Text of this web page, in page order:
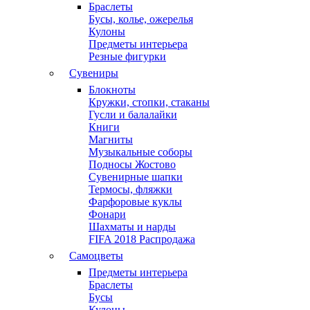
Браслеты
Бусы, колье, ожерелья
Кулоны
Предметы интерьера
Резные фигурки
Сувениры
Блокноты
Кружки, стопки, стаканы
Гусли и балалайки
Книги
Магниты
Музыкальные соборы
Подносы Жостово
Сувенирные шапки
Термосы, фляжки
Фарфоровые куклы
Фонари
Шахматы и нарды
FIFA 2018 Распродажа
Самоцветы
Предметы интерьера
Браслеты
Бусы